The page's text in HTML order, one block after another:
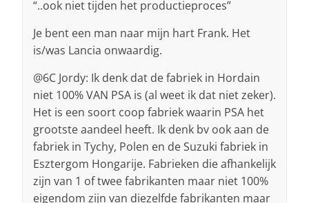
“..ook niet tijden het productieproces”
Je bent een man naar mijn hart Frank. Het
is/was Lancia onwaardig.
@6C Jordy: Ik denk dat de fabriek in Hordain
niet 100% VAN PSA is (al weet ik dat niet zeker).
Het is een soort coop fabriek waarin PSA het
grootste aandeel heeft. Ik denk bv ook aan de
fabriek in Tychy, Polen en de Suzuki fabriek in
Esztergom Hongarije. Fabrieken die afhankelijk
zijn van 1 of twee fabrikanten maar niet 100%
eigendom zijn van diezelfde fabrikanten maar